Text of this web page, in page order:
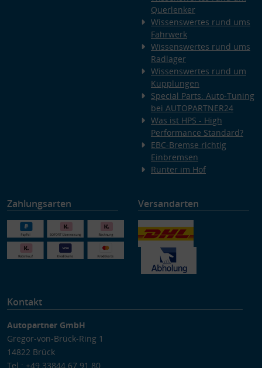
Querlenker
Wissenswertes rund ums
Fahrwerk
Wissenswertes rund ums
Radlager
Wissenswertes rund um
Kupplungen
Special Parts: Auto-Tuning
bei AUTOPARTNER24
Was ist HPS - High
Performance Standard?
EBC-Bremse richtig
Einbremsen
Runter im Hof
Zahlungsarten Versandarten
Kontakt
Autopartner GmbH
Gregor-von-Brück-Ring 1
14822 Brück
Tel.: +49 33844 67 91 80